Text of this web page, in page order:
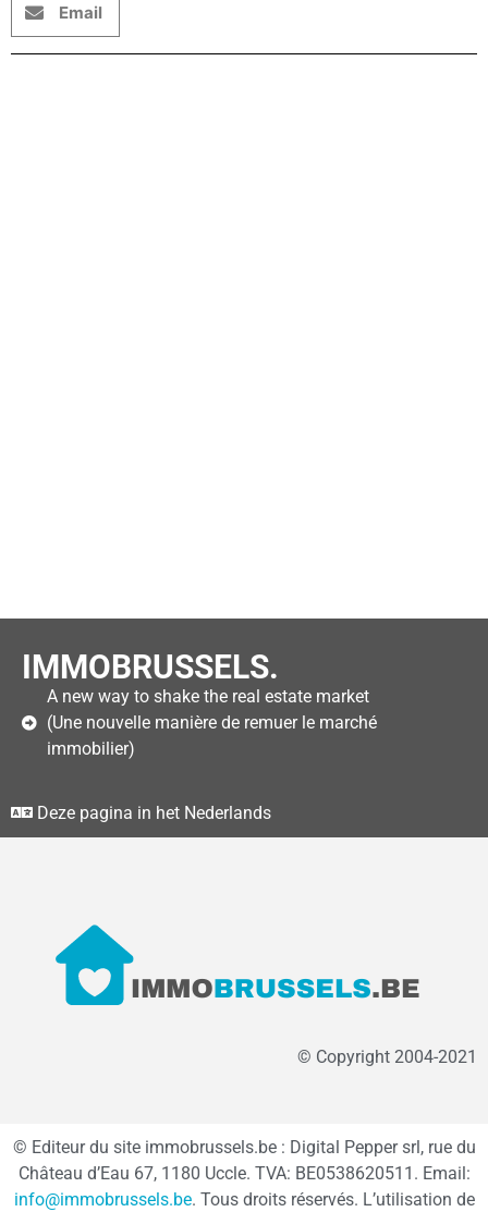
Email
IMMOBRUSSELS.
A new way to shake the real estate market
(Une nouvelle manière de remuer le marché
immobilier)
Deze pagina in het Nederlands
© Copyright 2004-2021
© Editeur du site immobrussels.be : Digital Pepper srl, rue du
Château d’Eau 67, 1180 Uccle. TVA: BE0538620511. Email:
info@immobrussels.be. Tous droits réservés. L’utilisation de